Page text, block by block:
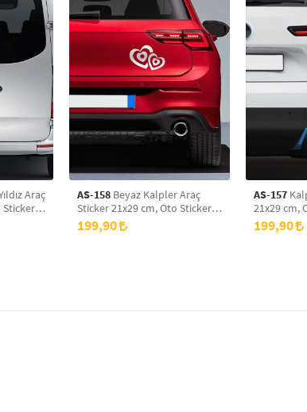
Araç stickerları, uygulama
malzemeler kullanılarak
Ayrıca, araç stickerları
böylece uzun süre taze kalır
amaçlarla kullanılabilecek
yaratıcı bir ifade biçimi sunar.
Araç
Sticker,
AS-158 Beyaz Kalpler Araç
Sticker 21x29 cm, Oto Sticker,
Araba Sticker
199,90
AS-157
21x29 cm,
Sticker
199,90